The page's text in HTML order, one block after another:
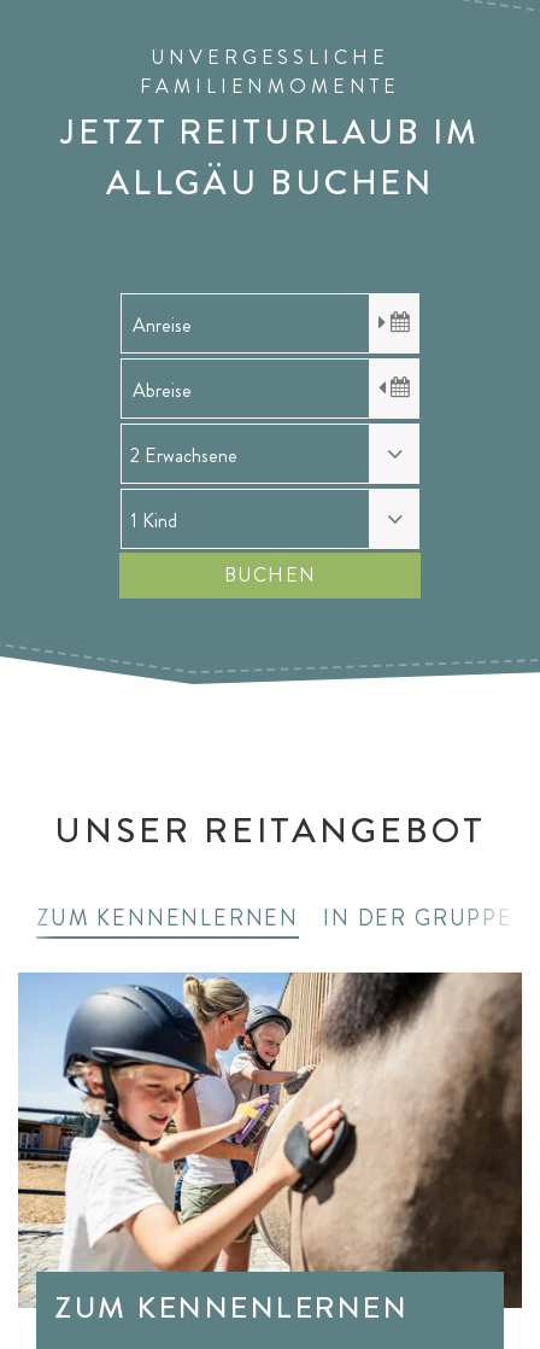
UNVERGESSLICHE
FAMILIENMOMENTE
JETZT REITURLAUB IM
ALLGÄU BUCHEN
BUCHEN
UNSER REITANGEBOT
ZUM KENNENLERNEN IN DER GRUPPE
ZUM KENNENLERNEN